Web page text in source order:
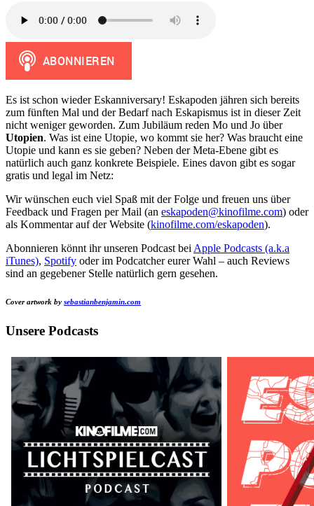
Es ist schon wieder Eskanniversary! Eskapoden jähren sich bereits
zum fünften Mal und der Bedarf nach Eskapismus ist in dieser Zeit
nicht weniger geworden. Zum Jubiläum reden Mo und Jo über
Utopien. Was ist eine Utopie, wo kommt sie her? Was braucht eine
Utopie und kann es sie geben? Neben der Meta-Ebene gibt es
natürlich auch ganz konkrete Beispiele. Eines davon gibt es sogar
gratis und legal im Netz:
Wir wünschen euch viel Spaß mit der Folge und freuen uns über
Feedback und Fragen per Mail (an eskapoden@kinofilme.com) oder
als Kommentar auf der Website (kinofilme.com/eskapoden).
Abonnieren könnt ihr unseren Podcast bei Apple Podcasts (a.k.a
iTunes), Spotify oder im Podcatcher eurer Wahl – auch Reviews
sind an gegebener Stelle natürlich gern gesehen.
Cover artwork by sebastianbenjamin.com
Unsere Podcasts